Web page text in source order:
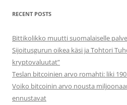
RECENT POSTS
Bittikolikko muutti suomalaiselle
Sijoitusgurun oikea käsi ja Tohtori
kryptovaluutat”
Teslan bitcoinien arvo romahti: liki
Voiko bitcoinin arvo nousta
ennustavat